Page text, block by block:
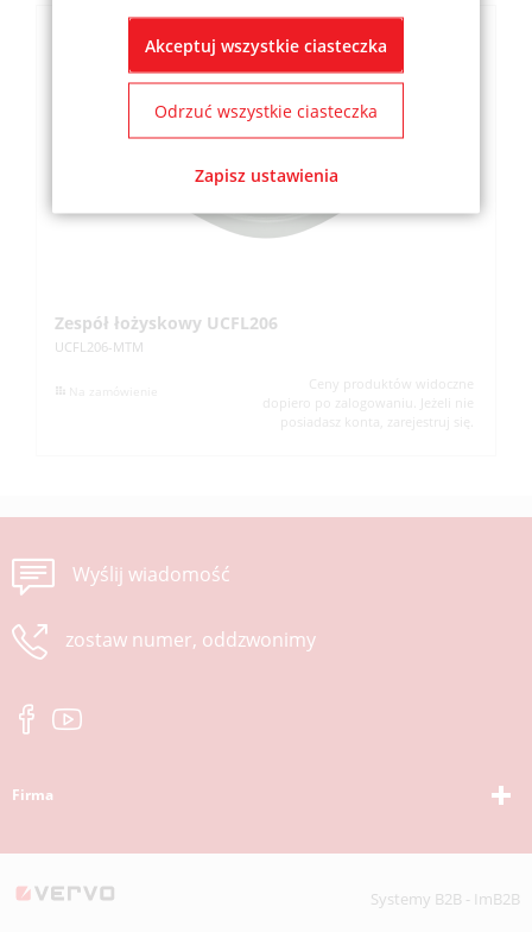
Zespół łożyskowy UCFL206
UCFL206-MTM
Ceny produktów widoczne
dopiero po zalogowaniu. Jeżeli nie
posiadasz konta, zarejestruj się.
Wyślij wiadomość
zostaw numer, oddzwonimy
Firma
Systemy B2B - ImB2B
Akceptuj wszystkie ciasteczka
Odrzuć wszystkie ciasteczka
Zapisz ustawienia